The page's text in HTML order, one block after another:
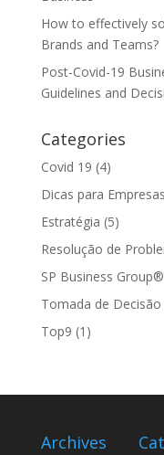
How to effectively
Brands and Teams?
Post-Covid-19
Guidelines and
Categories
Covid 19 (4)
Dicas para Empresas
Estratégia (5)
Resolução de
SP Business Group®
Tomada de Decisão
Top9 (1)
Archives